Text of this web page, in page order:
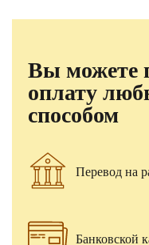
Вы можете
оплату
способом
Перевод на
Банковской